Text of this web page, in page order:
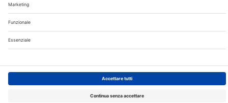
Registrazione Tribunale di Milano n° 5578/2022 del